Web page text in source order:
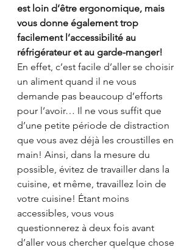
est loin d’être ergonomique, mais
vous donne également trop
facilement l’accessibilité au
réfrigérateur et au garde-manger!
En effet, c’est facile d’aller se choisir
un aliment quand il ne vous
demande pas beaucoup d’efforts
pour l’avoir… Il ne vous suffit que
d’une petite période de distraction
que vous avez déjà les croustilles en
main! Ainsi, dans la mesure du
possible, évitez de travailler dans la
cuisine, et même, travaillez loin de
votre cuisine! Étant moins
accessibles, vous vous
questionnerez à deux fois avant
d’aller vous chercher quelque chose